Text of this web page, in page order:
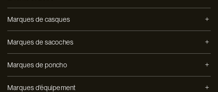
Marques de casques
Marques de sacoches
Marques de poncho
Marques d'équipement